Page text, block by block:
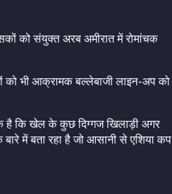
को संयुक्त अरब अमीरात में रोमांचक
को भी आक्रामक बल्लेबाजी लाइन-अप को
है कि खेल के कुछ दिग्गज खिलाड़ी अगर
में बता रहा है जो आसानी से एशिया कप